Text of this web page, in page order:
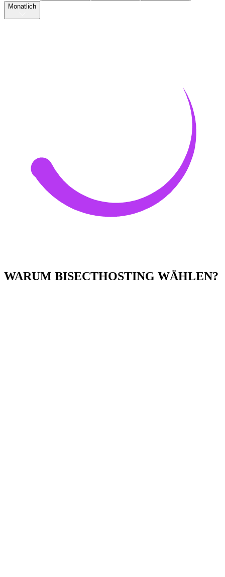
Monatlich
WARUM BISECTHOSTING WÄHLEN?